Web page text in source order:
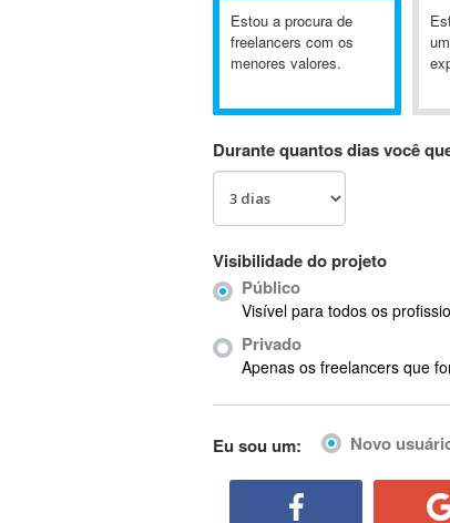
802.11
A&P
A-GPS
Ab Initio
ABIS
AbleCommerce
Ableton Live
Abstract Window Toolkit (AWT)
Estou a procura de
freelancers com os
menores valores.
Durante quantos dias você
Visibilidade do projeto
Público
Visível para todos os
Privado
Apenas os freelancers que
Eu sou um: Novo